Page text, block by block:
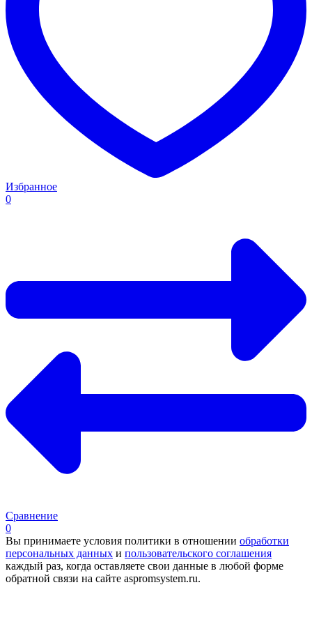
Избранное
0
Сравнение
0
Вы принимаете условия политики в отношении обработки
персональных данных и пользовательского соглашения
каждый раз, когда оставляете свои данные в любой форме
обратной связи на сайте aspromsystem.ru.